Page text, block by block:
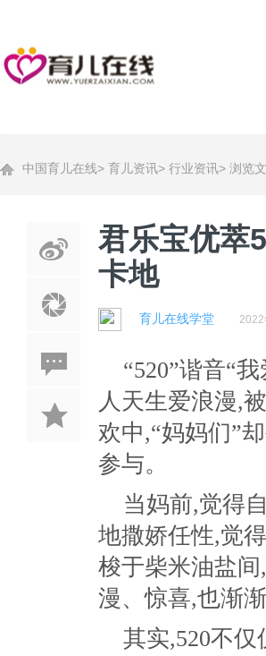
中国育儿在线> 育儿资讯> 行业资讯> 浏览
君乐宝优萃
卡地
育儿在线学堂 2022
“520”谐音“
人天生爱浪漫,
欢中,“妈妈们”
参与。
当妈前,觉得
地撒娇任性,觉
梭于柴米油盐
漫、惊喜,也渐
其实,520不